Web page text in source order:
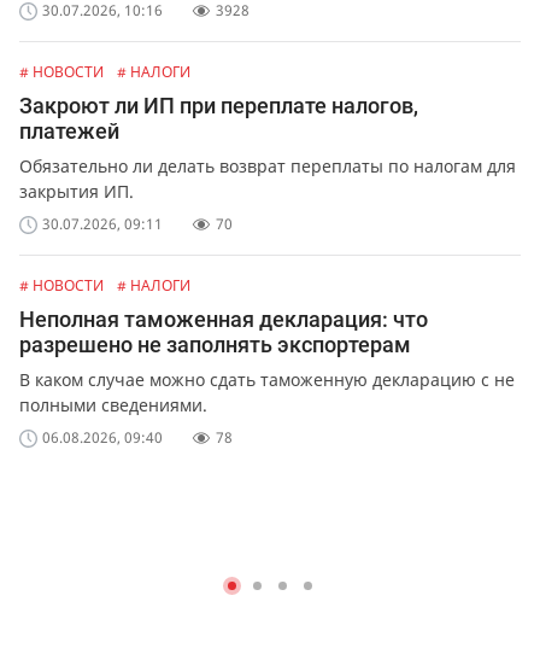
обслуживания лифтов и перевозок.
30.07.2026, 10:16 3928
# НОВОСТИ # НАЛОГИ
Закроют ли ИП при переплате налогов,
платежей
Обязательно ли делать возврат переплаты по налогам для
закрытия ИП.
30.07.2026, 09:11 70
# НОВОСТИ # НАЛОГИ
Неполная таможенная декларация: что
разрешено не заполнять экспортерам
В каком случае можно сдать таможенную декларацию с не
полными сведениями.
06.08.2026, 09:40 78